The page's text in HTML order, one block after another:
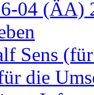
04 (ÄA)
Sens
die